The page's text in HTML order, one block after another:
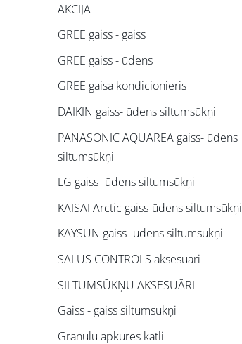
AKCIJA
GREE gaiss - gaiss
GREE gaiss - ūdens
GREE gaisa kondicionieris
DAIKIN gaiss- ūdens siltumsūkņi
PANASONIC AQUAREA gaiss- ūdens
siltumsūkņi
LG gaiss- ūdens siltumsūkņi
KAISAI Arctic gaiss-ūdens siltumsūkņi
KAYSUN gaiss- ūdens siltumsūkņi
SALUS CONTROLS aksesuāri
SILTUMSŪKŅU AKSESUĀRI
Gaiss - gaiss siltumsūkņi
Granulu apkures katli